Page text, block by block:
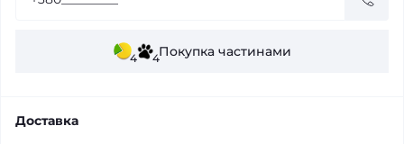
4 4Покупка частинами
Доставка